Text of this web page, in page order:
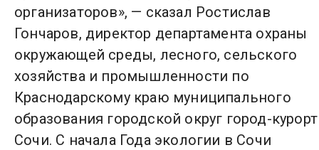
организаторов», — сказал Ростислав
Гончаров, директор департамента охраны
окружающей среды, лесного, сельского
хозяйства и промышленности по
Краснодарскому краю муниципального
образования городской округ город-курорт
Сочи. С начала Года экологии в Сочи